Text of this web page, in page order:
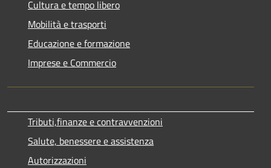
Cultura e tempo libero
Mobilità e trasporti
Educazione e formazione
Imprese e Commercio
Tributi,finanze e contravvenzioni
Salute, benessere e assistenza
Autorizzazioni